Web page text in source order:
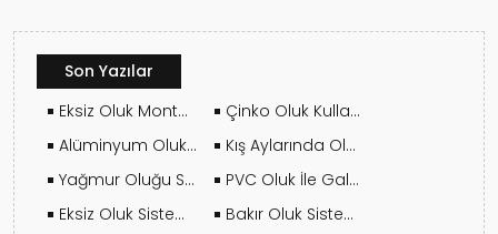
Son Yazılar
Eksiz Oluk Montajı Ne Kadar Sürer?
Çinko Oluk Kullanırken Nelere Dikkat Edilmeli?
Alüminyum Oluk Hangi Çatılar İçin Mantıklıdır?
Kış Aylarında Oluk Montajı Yapılır Mı?
Yağmur Oluğu Seçerken Malzeme Kalitesi Nasıl Anlaşılır?
PVC Oluk İle Galvaniz Oluk Arasındaki Farklar Nelerdir?
Eksiz Oluk Sistemi Nasıl Kurulur? Adım Adım Montaj Rehberi
Bakır Oluk Sistemleri Hangi Yapılarda Tercih Edilmeli?